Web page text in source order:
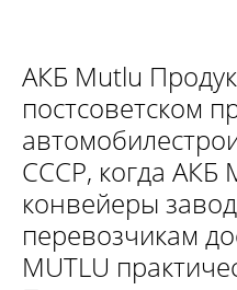
АКБ Mutlu
постсоветском
СССР, когда АКБ
конвейеры
перевозчикам
MUTLU